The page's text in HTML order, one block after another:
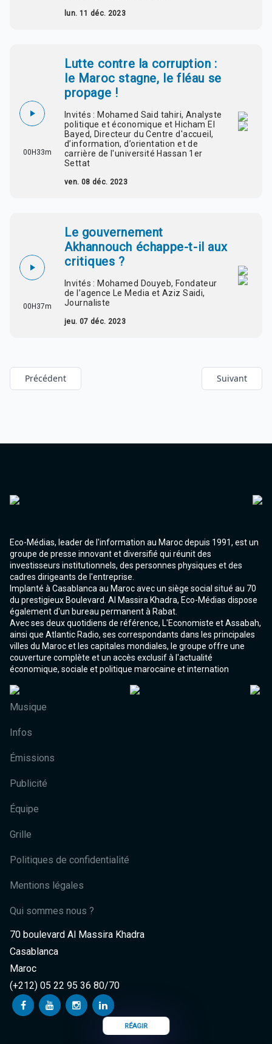
lun. 11 déc. 2023
00H33m
Lutte contre la corruption :
le Maroc stagne, le fléau se
propage !
Invités : Mohamed Said tahiri, Analyste
politique et économique et Hicham El
Bayed, Directeur du Centre d'accueil,
d’information, d’orientation et de
carrière de l'université Hassan 1er
Settat
ven. 08 déc. 2023
00H37m
Le gouvernement
Akhannouch échappe-t-il aux
critiques ?
Invités : Mohamed Douyeb, Fondateur
de l’agence Le Media et Aziz Saidi,
Journaliste
jeu. 07 déc. 2023
Précédent Suivant
RÉAGIR
Eco-Médias, leader de l'information au Maroc depuis 1991, est un
groupe de presse innovant et diversifié qui réunit des
investisseurs institutionnels, des personnes physiques et des
cadres dirigeants de l'entreprise.
Implanté à Casablanca au Maroc avec un siège social situé au 70
du prestigieux Boulevard. Al Massira Khadra, Eco-Médias dispose
également d'un bureau permanent à Rabat.
Avec ses deux quotidiens de référence, L'Economiste et Assabah,
ainsi que Atlantic Radio, ses correspondants dans les principales
villes du Maroc et les capitales mondiales, le groupe offre une
couverture complète et un accès exclusif à l'actualité
économique, sociale et politique marocaine et internation
Musique
Infos
Émissions
Publicité
Équipe
Grille
Politiques de confidentialité
Mentions légales
Qui sommes nous ?
70 boulevard Al Massira Khadra
Casablanca
Maroc
(+212) 05 22 95 36 80/70